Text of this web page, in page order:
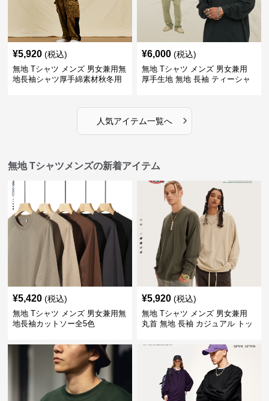
¥5,920 (税込)
無地 Tシャツ メンズ 男女兼用無
地長袖シャツ厚手綿素材秋冬用
¥6,000 (税込)
無地 Tシャツ メンズ 男女兼用
厚手生地 無地 長袖 ティーシャ
人気アイテム一覧へ ›
無地 Tシャツメンズの新着アイテム
¥5,420 (税込)
無地 Tシャツ メンズ 男女兼用無
地長袖カットソー全5色
¥5,920 (税込)
無地 Tシャツ メンズ 男女兼用
丸首 無地 長袖 カジュアル トッ